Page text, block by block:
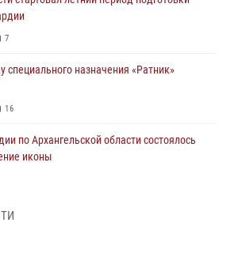
7
специального назначения «Ратник»
16
по Архангельской области состоялось
иконы
из Архангельской области приняли